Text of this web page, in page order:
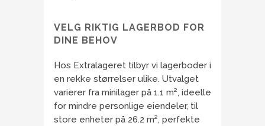
VELG RIKTIG LAGERBOD FOR
DINE BEHOV
Hos Extralageret tilbyr vi lagerboder i
en rekke størrelser ulike. Utvalget
varierer fra minilager på 1.1 m², ideelle
for mindre personlige eiendeler, til
store enheter på 26.2 m², perfekte